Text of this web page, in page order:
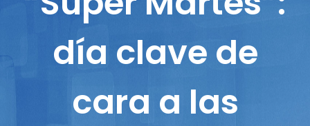
Columnistasdía clave de
cara a las